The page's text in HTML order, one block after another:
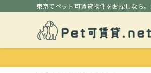
東京でペット可賃貸物件をお探しなら